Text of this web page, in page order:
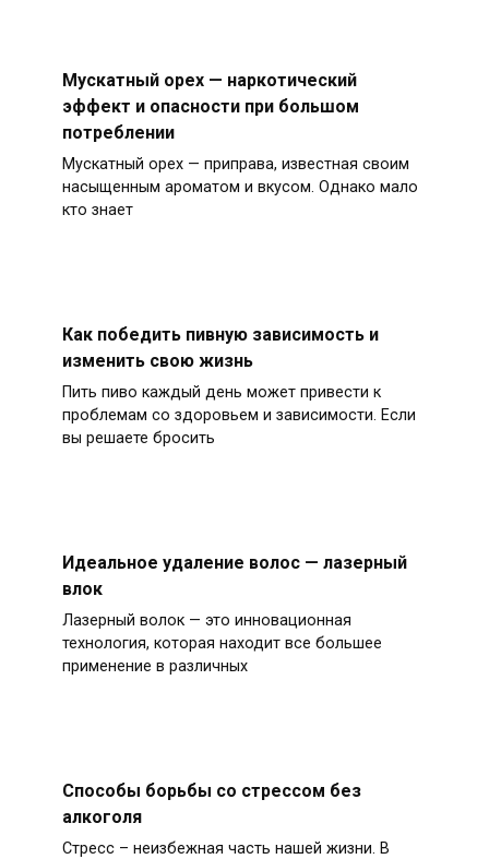
Мускатный орех — наркотический
эффект и опасности при большом
потреблении
Мускатный орех — приправа, известная своим
насыщенным ароматом и вкусом. Однако мало
кто знает
Как победить пивную зависимость и
изменить свою жизнь
Пить пиво каждый день может привести к
проблемам со здоровьем и зависимости. Если
вы решаете бросить
Идеальное удаление волос — лазерный
влок
Лазерный волок — это инновационная
технология, которая находит все большее
применение в различных
Способы борьбы со стрессом без
алкоголя
Стресс – неизбежная часть нашей жизни. В